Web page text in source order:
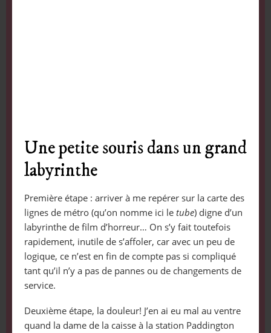
Une petite souris dans un grand
labyrinthe
Première étape : arriver à me repérer sur la carte des
lignes de métro (qu’on nomme ici le tube) digne d’un
labyrinthe de film d’horreur… On s’y fait toutefois
rapidement, inutile de s’affoler, car avec un peu de
logique, ce n’est en fin de compte pas si compliqué
tant qu’il n’y a pas de pannes ou de changements de
service.
Deuxième étape, la douleur! J’en ai eu mal au ventre
quand la dame de la caisse à la station Paddington